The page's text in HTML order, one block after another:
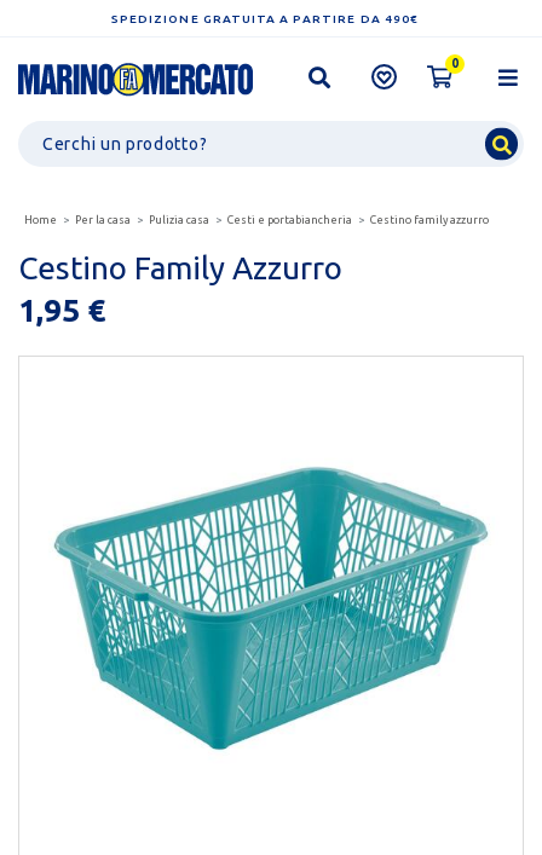
SPEDIZIONE GRATUITA A PARTIRE DA 490€
0
Home Per la casa Pulizia casa Cesti e portabiancheria Cestino family azzurro
Cestino Family Azzurro
1,95 €